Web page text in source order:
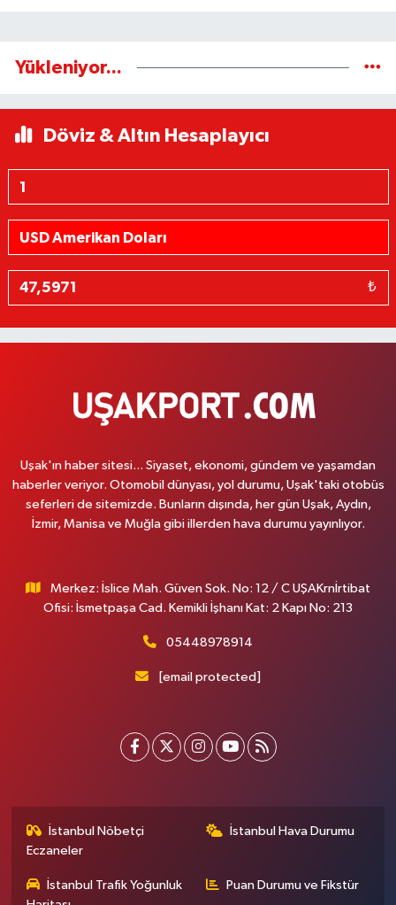
Yükleniyor...
Döviz & Altın Hesaplayıcı
₺
Uşak'ın haber sitesi... Siyaset, ekonomi, gündem ve yaşamdan
haberler veriyor. Otomobil dünyası, yol durumu, Uşak'taki otobüs
seferleri de sitemizde. Bunların dışında, her gün Uşak, Aydın,
İzmir, Manisa ve Muğla gibi illerden hava durumu yayınlıyor.
Merkez: İslice Mah. Güven Sok. No: 12 / C UŞAKrnİrtibat
Ofisi: İsmetpaşa Cad. Kemikli İşhanı Kat: 2 Kapı No: 213
05448978914
[email protected]
İstanbul Nöbetçi
Eczaneler
İstanbul Hava Durumu
İstanbul Trafik Yoğunluk
Puan Durumu ve Fikstür